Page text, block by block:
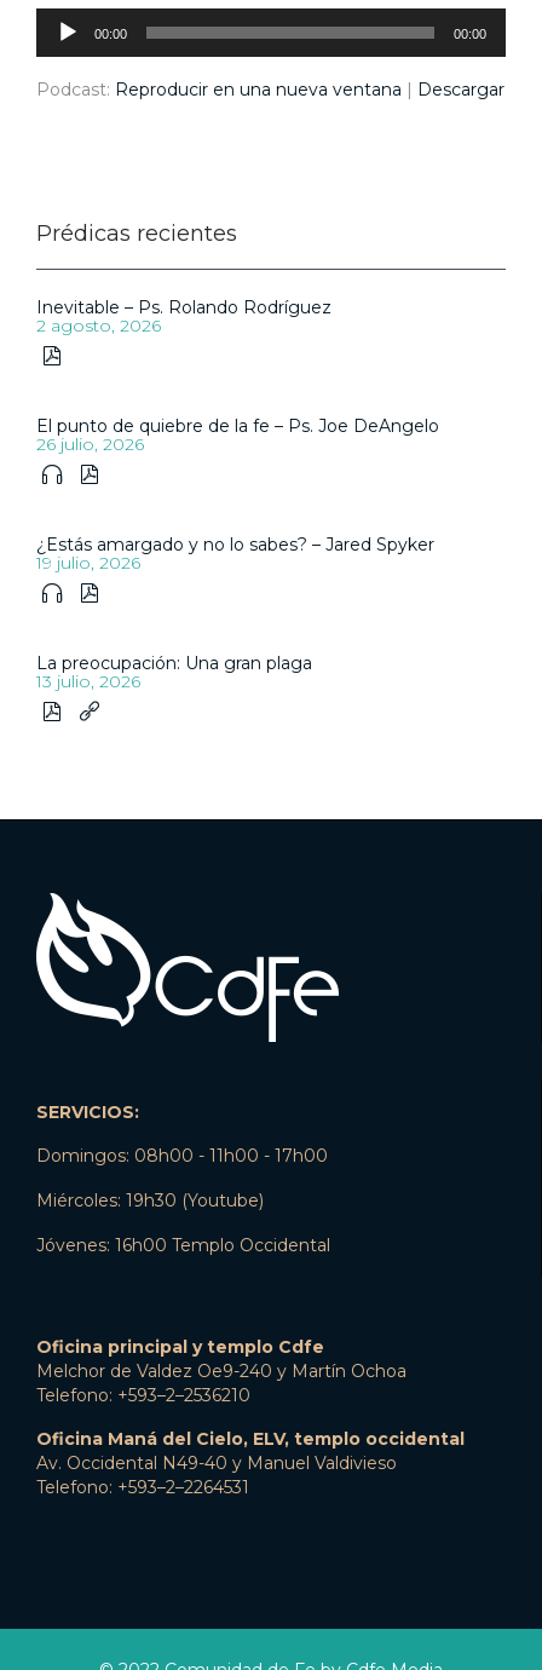
Reproductor
audio 00:00 00:00
Podcast: Reproducir en una nueva ventana | Descargar
Prédicas recientes
Inevitable – Ps. Rolando Rodríguez
2 agosto, 2026

El punto de quiebre de la fe – Ps. Joe DeAngelo
26 julio, 2026
 
¿Estás amargado y no lo sabes? – Jared Spyker
19 julio, 2026
 
La preocupación: Una gran plaga
13 julio, 2026
 
SERVICIOS:
Domingos: 08h00 - 11h00 - 17h00
Miércoles: 19h30 (Youtube)
Jóvenes: 16h00 Templo Occidental
Oficina principal y templo Cdfe
Melchor de Valdez Oe9-240 y Martín Ochoa
Telefono: +593–2–2536210
Oficina Maná del Cielo, ELV, templo occidental
Av. Occidental N49-40 y Manuel Valdivieso
Telefono: +593–2–2264531